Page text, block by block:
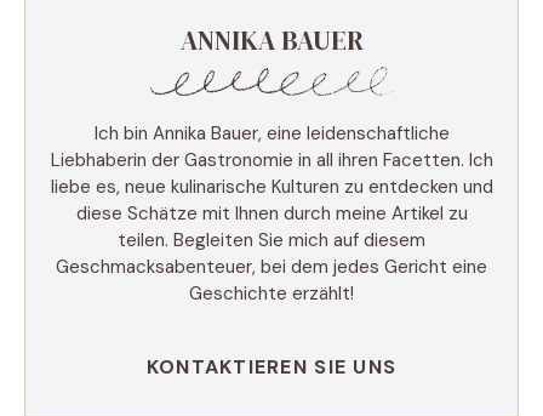
ANNIKA BAUER
Ich bin Annika Bauer, eine leidenschaftliche
Liebhaberin der Gastronomie in all ihren Facetten. Ich
liebe es, neue kulinarische Kulturen zu entdecken und
diese Schätze mit Ihnen durch meine Artikel zu
teilen. Begleiten Sie mich auf diesem
Geschmacksabenteuer, bei dem jedes Gericht eine
Geschichte erzählt!
KONTAKTIEREN SIE UNS